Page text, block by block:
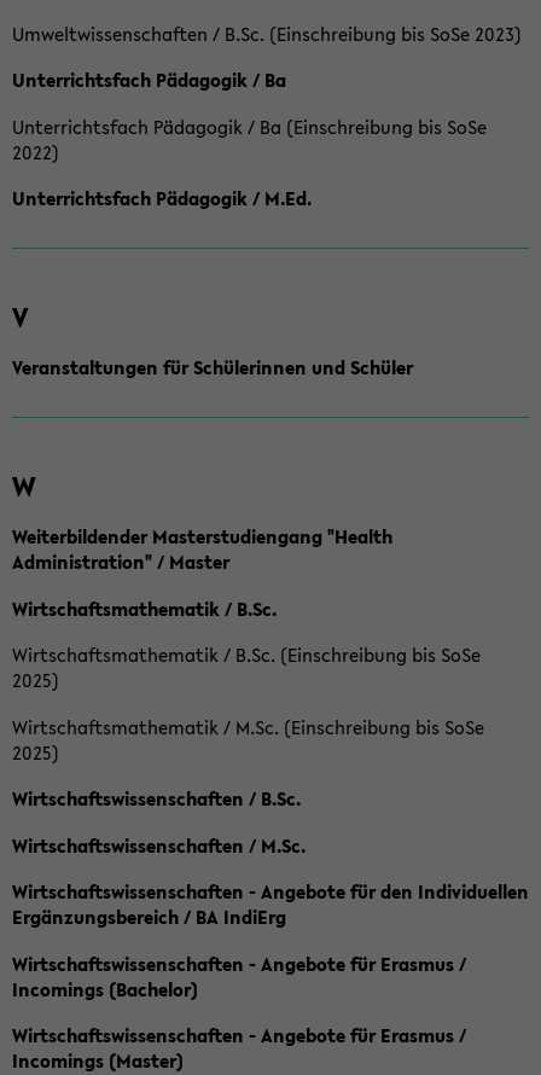
Umweltwissenschaften / B.Sc. (Einschreibung bis SoSe 2023)
Unterrichtsfach Pädagogik / Ba
Unterrichtsfach Pädagogik / Ba (Einschreibung bis SoSe
2022)
Unterrichtsfach Pädagogik / M.Ed.
V
Veranstaltungen für Schülerinnen und Schüler
W
Weiterbildender Masterstudiengang "Health
Administration" / Master
Wirtschaftsmathematik / B.Sc.
Wirtschaftsmathematik / B.Sc. (Einschreibung bis SoSe
2025)
Wirtschaftsmathematik / M.Sc. (Einschreibung bis SoSe
2025)
Wirtschaftswissenschaften / B.Sc.
Wirtschaftswissenschaften / M.Sc.
Wirtschaftswissenschaften - Angebote für den Individuellen
Ergänzungsbereich / BA IndiErg
Wirtschaftswissenschaften - Angebote für Erasmus /
Incomings (Bachelor)
Wirtschaftswissenschaften - Angebote für Erasmus /
Incomings (Master)